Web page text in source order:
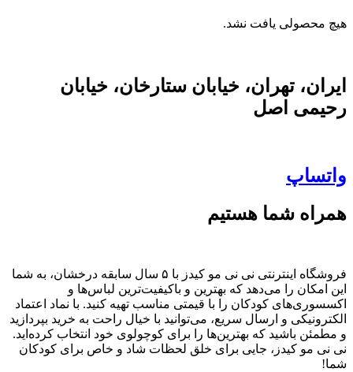
هیچ محصولی یافت نشد.
ایران، تهران، خیابان ستارخان، خیابان
رحیمی اصل
واتساپ
همراه شما هستیم
فروشگاه اینترنتی نی نی مو کیدز با ۵ سال سابقه درخشان، به شما
این امکان را می‌دهد که بهترین و باکیفیت‌ترین لباس‌ها و
اکسسوری‌های کودکان را با قیمتی مناسب تهیه کنید. با نماد اعتماد
الکترونیکی و ارسال سریع، می‌توانید با خیال راحت به خرید بپردازید
و مطمئن باشید که بهترین‌ها را برای کوچولوی خود انتخاب کرده‌اید.
نی نی مو کیدز، جایی برای خلق لحظات شاد و خاص برای کودکان
شما!